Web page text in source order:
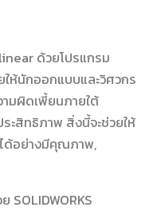
ด้วยโปรแกรม
ให้นักออกแบบและวิศวกร
ามผิดเพี้ยนภายใต้
ระสิทธิภาพ สิ่งนี้จะช่วยให้
ด้อย่างมีคุณภาพ,
SOLIDWORKS